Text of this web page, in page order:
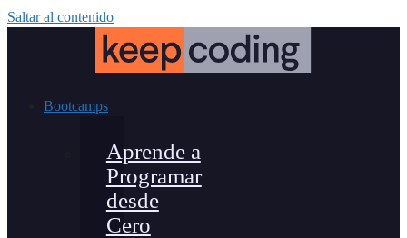
Saltar al contenido
Bootcamps
Aprende a
Programar
desde
Cero